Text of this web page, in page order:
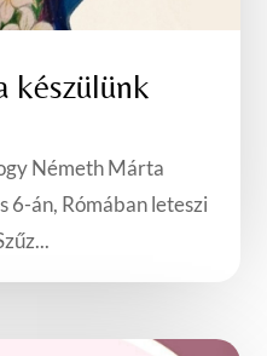
készülünk
Németh Márta
6-án, Rómában leteszi